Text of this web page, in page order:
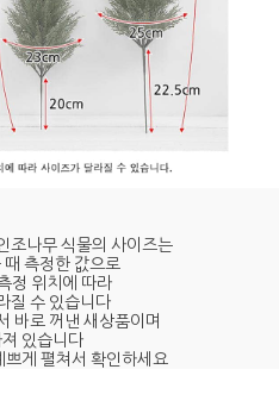
조나무 식물의 사이즈는
측정한 값으로
정 위치에 따라
질 수 있습니다
바로 꺼낸 새상품이며
있습니다
게 펼쳐서 확인하세요